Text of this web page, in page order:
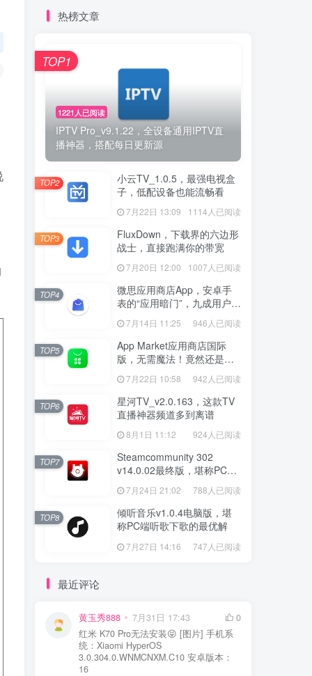
热榜文章
1221人已阅读
IPTV Pro_v9.1.22，全设备通用IPTV直
播神器，搭配每日更新源
TOP1
小云TV_1.0.5，最强电视盒
子，低配设备也能流畅看
7月22日 13:09 1114人已阅读
TOP2
FluxDown，下载界的六边形
战士，直接跑满你的带宽
7月20日 12:00 1007人已阅读
TOP3
微思应用商店App，安卓手
表的“应用暗门”，九成用户还
没发现
7月14日 11:25 946人已阅读
TOP4
App Market应用商店国际
版，无需魔法！竟然还是大
厂出品？
7月22日 10:58 942人已阅读
TOP5
星河TV_v2.0.163，这款TV
直播神器频道多到离谱
8月1日 11:12 924人已阅读
TOP6
Steamcommunity 302
v14.0.02最终版，堪称PC玩
家必备的网络工具箱
7月24日 21:02 788人已阅读
TOP7
倾听音乐v1.0.4电脑版，堪
称PC端听歌下歌的最优解
7月27日 14:16 747人已阅读
TOP8
最近评论
黄玉秀888 7月31日 17:43
0
红米 K70 Pro无法安装😝 [图片] 手机系
统：Xiaomi HyperOS
3.0.304.0.WNMCNXM.C10 安卓版本：
16